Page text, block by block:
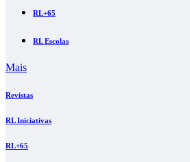
RL+65
RL Escolas
Mais
Revistas
RL Iniciativas
RL+65